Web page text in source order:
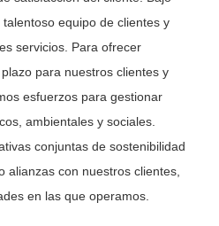
equipo de clientes y
servicios. Para ofrecer
para nuestros clientes y
esfuerzos para gestionar
ambientales y sociales.
conjuntas de sostenibilidad
alianzas con nuestros clientes,
en las que operamos.